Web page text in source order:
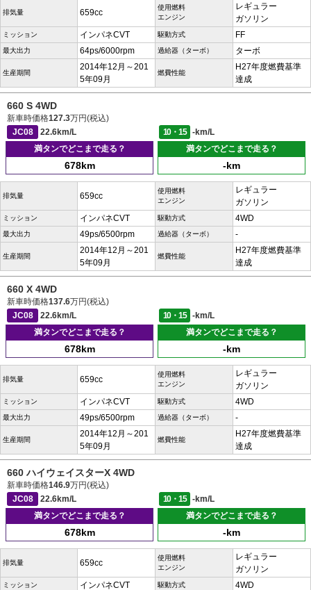
排気量 659cc
使用燃料
エンジン
レギュラー
ガソリン
ミッション インパネCVT 駆動方式 FF
最大出力 64ps/6000rpm 過給器（ターボ） ターボ
生産期間
2014年12月～201
5年09月
燃費性能
H27年度燃費基準
達成
660 S 4WD
新車時価格127.3万円(税込)
JC08
22.6km/L 10・15
-km/L
満タンでどこまで走る？
678km
満タンでどこまで走る？
-km
排気量 659cc
使用燃料
エンジン
レギュラー
ガソリン
ミッション インパネCVT 駆動方式 4WD
最大出力 49ps/6500rpm 過給器（ターボ） -
生産期間
2014年12月～201
5年09月
燃費性能
H27年度燃費基準
達成
660 X 4WD
新車時価格137.6万円(税込)
JC08
22.6km/L 10・15
-km/L
満タンでどこまで走る？
678km
満タンでどこまで走る？
-km
排気量 659cc
使用燃料
エンジン
レギュラー
ガソリン
ミッション インパネCVT 駆動方式 4WD
最大出力 49ps/6500rpm 過給器（ターボ） -
生産期間
2014年12月～201
5年09月
燃費性能
H27年度燃費基準
達成
660 ハイウェイスターX 4WD
新車時価格146.9万円(税込)
JC08
22.6km/L 10・15
-km/L
満タンでどこまで走る？
678km
満タンでどこまで走る？
-km
排気量 659cc
使用燃料
エンジン
レギュラー
ガソリン
ミッション インパネCVT 駆動方式 4WD